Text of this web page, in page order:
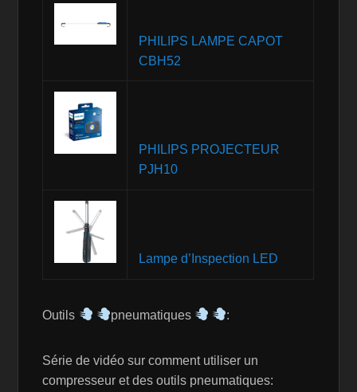
PHILIPS LAMPE CAPOT
CBH52
PHILIPS PROJECTEUR
PJH10
Lampe d’Inspection LED
Outils pneumatiques :
Série de vidéo sur comment utiliser un
compresseur et des outils pneumatiques: